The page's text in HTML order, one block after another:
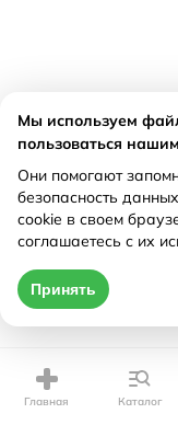
Главная Каталог
Мы используем
пользоваться
Они помогают
безопасность
cookie в своем
соглашаетесь с их
Принять